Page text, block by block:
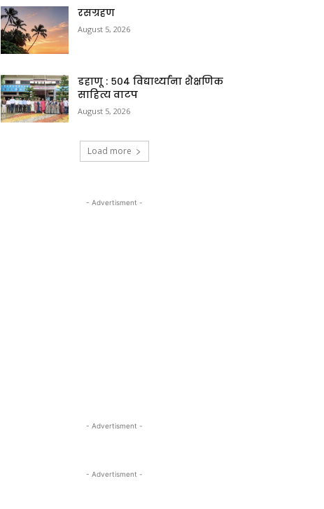
रसग्रहण
August 5, 2026
डहाणू : ५०४ विद्यार्थ्यांना शैक्षणिक
साहित्य वाटप
August 5, 2026
Load more
- Advertisment -
- Advertisment -
- Advertisment -